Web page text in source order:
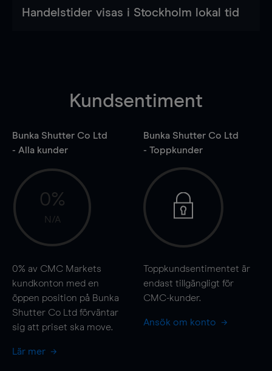
Handelstider visas i Stockholm lokal tid
Kundsentiment
Bunka Shutter Co Ltd
- Alla kunder
0%
N/A
0% av CMC Markets
kundkonton med en
öppen position på Bunka
Shutter Co Ltd förväntar
sig att priset ska move.
Lär mer
Bunka Shutter Co Ltd
- Toppkunder
Toppkundsentimentet är
endast tillgängligt för
CMC-kunder.
Ansök om konto